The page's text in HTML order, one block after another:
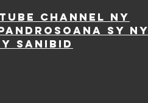
CHANNEL NY
SY NY
SANIBID